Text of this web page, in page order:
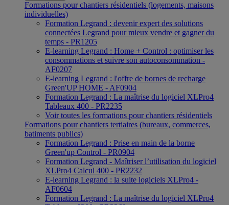
Formations pour chantiers résidentiels (logements, maisons
individuelles)
Formation Legrand : devenir expert des solutions
connectées Legrand pour mieux vendre et gagner du
temps - PR1205
E-learning Legrand : Home + Control : optimiser les
consommations et suivre son autoconsommation -
AF0207
E-learning Legrand : l'offre de bornes de recharge
Green'UP HOME - AF0904
Formation Legrand : La maîtrise du logiciel XLPro4
Tableaux 400 - PR2235
Voir toutes les formations pour chantiers résidentiels
Formations pour chantiers tertiaires (bureaux, commerces,
batiments publics)
Formation Legrand : Prise en main de la borne
Green'up Control - PR0904
Formation Legrand - Maîtriser l’utilisation du logiciel
XLPro4 Calcul 400 - PR2232
E-learning Legrand : la suite logiciels XLPro4 -
AF0604
Formation Legrand : La maîtrise du logiciel XLPro4